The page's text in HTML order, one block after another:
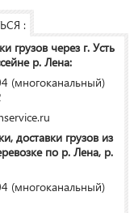
:
грузов через г. Усть
р. Лена:
(многоканальный)
доставки грузов из
по р. Лена, р.
(многоканальный)